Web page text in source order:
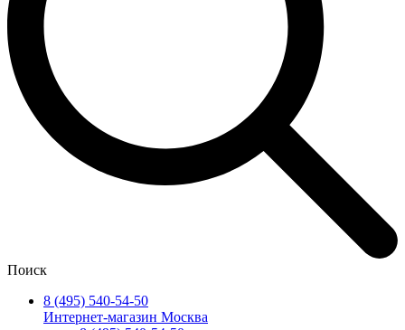
Поиск
8 (495) 540-54-50
Интернет-магазин Москва